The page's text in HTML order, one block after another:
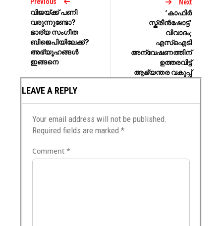
വിജയ്ക്ക് പണി
വരുന്നുണ്ടോ?
ഭാര്യ സം​ഗീത
ബിജെപിയിലേക്ക്?
അഭ്യൂ​ഹങ്ങൾ
ഇങ്ങനെ
Next
‘കാഫിർ
സ്ക്രീൻഷോട്ട്’
വിവാദം;
എസ്ഐടി
അന്വേഷണത്തിന്
ഉത്തരവിട്ട്
ആഭ്യന്തര വകുപ്പ്
LEAVE A REPLY
Your email address will not be published.
Required fields are marked*
Comment*